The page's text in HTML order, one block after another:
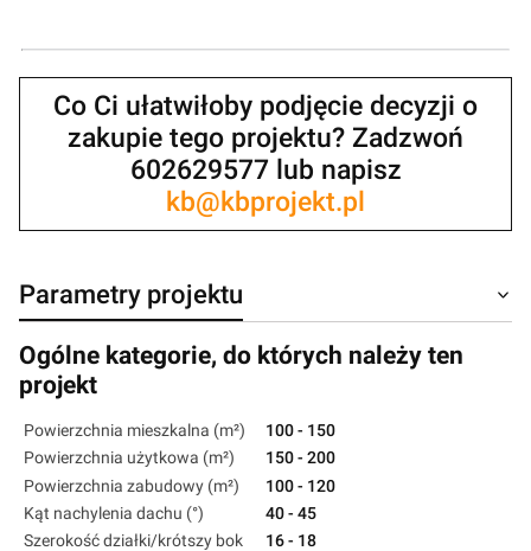
Co Ci ułatwiłoby podjęcie decyzji o
zakupie tego projektu? Zadzwoń
602629577 lub napisz
kb@kbprojekt.pl
Parametry projektu
Ogólne kategorie, do których należy ten
projekt
Powierzchnia mieszkalna (m²)
100 - 150
Powierzchnia użytkowa (m²)
150 - 200
Powierzchnia zabudowy (m²)
100 - 120
Kąt nachylenia dachu (°)
40 - 45
Szerokość działki/krótszy bok
16 - 18